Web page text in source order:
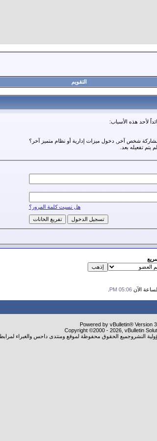
التقويم
لأحد هذه الأسباب:
شخص آخر, دخول ميزات إدارية أو نظام متميز آخر؟
تفعيله بعد.
هل نسيت كلمة المرور؟
الآن 05:06 PM
Powered by vBulletin® Version
Copyright ©2000 - 2026, vBulletin
النشروجميع الحقوق محفوظة لموقع ومنتدى داحس والغبراء